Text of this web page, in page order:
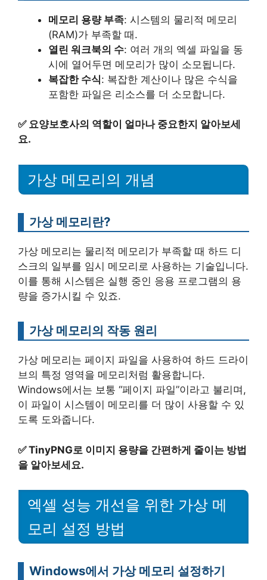
메모리 용량 부족: 시스템의 물리적 메모리
(RAM)가 부족할 때.
열린 워크북의 수: 여러 개의 엑셀 파일을 동
시에 열어두면 메모리가 많이 소모됩니다.
복잡한 수식: 복잡한 계산이나 많은 수식을
포함한 파일은 리소스를 더 소모합니다.
✅ 요양보호사의 역할이 얼마나 중요한지 알아보세
요.
가상 메모리의 개념
가상 메모리란?
가상 메모리는 물리적 메모리가 부족할 때 하드 디
스크의 일부를 임시 메모리로 사용하는 기술입니다.
이를 통해 시스템은 실행 중인 응용 프로그램의 용
량을 증가시킬 수 있죠.
가상 메모리의 작동 원리
가상 메모리는 페이지 파일을 사용하여 하드 드라이
브의 특정 영역을 메모리처럼 활용합니다.
Windows에서는 보통 “페이지 파일”이라고 불리며,
이 파일이 시스템이 메모리를 더 많이 사용할 수 있
도록 도와줍니다.
✅TinyPNG로 이미지 용량을 간편하게 줄이는 방법
을 알아보세요.
엑셀 성능 개선을 위한 가상 메
모리 설정 방법
Windows에서 가상 메모리 설정하기